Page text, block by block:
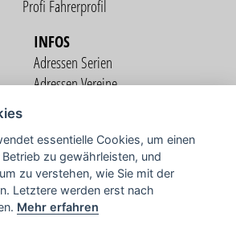
Profi Fahrerprofil
INFOS
Adressen Serien
Adressen Vereine
COMMUNITY
essentielle Cookies, um einen
zu gewährleisten, und
zu verstehen, wie Sie mit der
Letztere werden erst nach
Mehr erfahren